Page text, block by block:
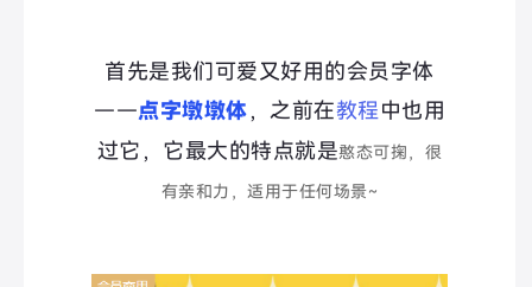
首先是我们可爱又好用的会员字体
——点字墩墩体，之前在教程中也用
过它，它最大的特点就是憨态可掬，很
有亲和力，适用于任何场景~